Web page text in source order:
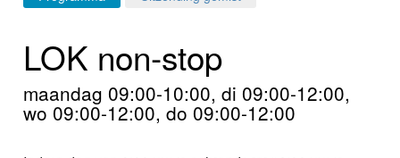
Login
Home
Programma's
LOK non-stop
maandag 09:00-10:00, di 09:00-12:00,
wo 09:00-12:00, do 09:00-12:00